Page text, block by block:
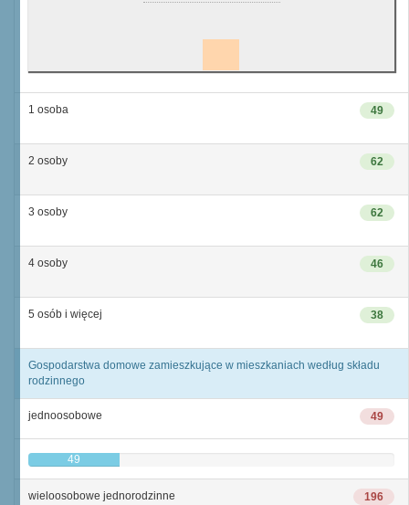
49
1 osoba
62
2 osoby
62
3 osoby
46
4 osoby
38
5 osób i więcej
Gospodarstwa domowe zamieszkujące w mieszkaniach według składu
rodzinnego
49
jednoosobowe
49
196
wieloosobowe jednorodzinne